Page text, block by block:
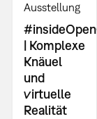
Ausstellung
| Komplexe
Knäuel
und
virtuelle
Realität